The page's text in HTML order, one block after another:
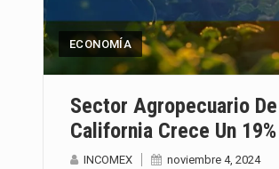
ECONOMÍA
Sector Agropecuario
California Crece Un 19%
INCOMEX noviembre 4, 2024